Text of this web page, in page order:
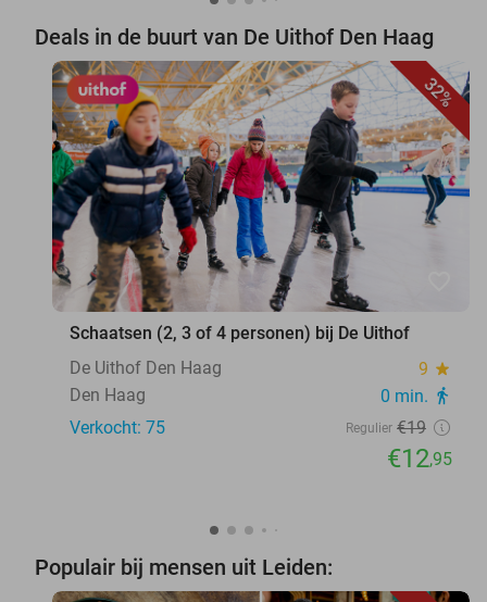
Deals in de buurt van De Uithof Den Haag
32%
Schaatsen (2, 3 of 4 personen) bij De Uithof
De Uithof Den Haag
9 star
Den Haag 0 min. directions_walk
Verkocht: 75 Regulier €19
€12,95
Populair bij mensen uit Leiden: